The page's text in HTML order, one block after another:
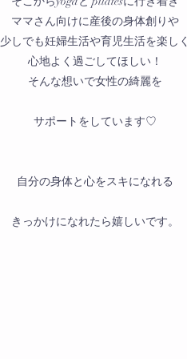
ママさん向けに産後の身体創りや
少しでも妊婦生活や育児生活を楽しく
心地よく過ごしてほしい！
そんな想いで女性の綺麗を
サポートをしています♡
自分の身体と心をスキになれる
きっかけになれたら嬉しいです。